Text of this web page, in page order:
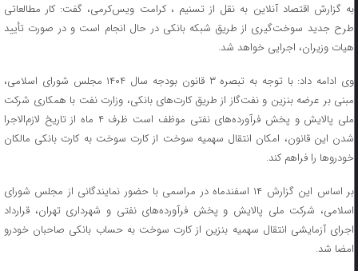
به گزارش اقتصاد آنلاین به نقل از تسنیم ، کرامت ویس‌کرمی، گفت: کار مطالعاتی
طرح جدید سوخت‌گیری از طریق شبکه بانکی در حال انجام است و در صورت تأیید
هیات وزیران، اجرایی خواهد شد.
وی ادامه داد: با توجه به تبصره ۳ قانون بودجه سال ۱۴۰۴ مجلس شورای اسلامی،
مبنی بر عرضه بنزین و نفت‌گاز از طریق کارت‌های بانکی، وزارت نفت با همکاری شرکت
ملی پالایش و پخش فرآورده‌های نفتی موظف است ظرف ۴ ماه از تاریخ لازم‌الاجرا
شدن این قانون، امکان انتقال سهمیه سوخت از کارت سوخت به کارت بانکی مالکان
خودروها را فراهم کند.
بر اساس این گزارش ۱۴ اسفندماه در مراسمی با حضور نمایندگانی از مجلس شورای
اسلامی، شرکت ملی پالایش و پخش فرآورده‌های نفتی و شهرداری تهران، قرارداد
اجرای آزمایشی انتقال سهمیه بنزین از کارت سوخت به حساب بانکی صاحبان خودرو
امضا شد.